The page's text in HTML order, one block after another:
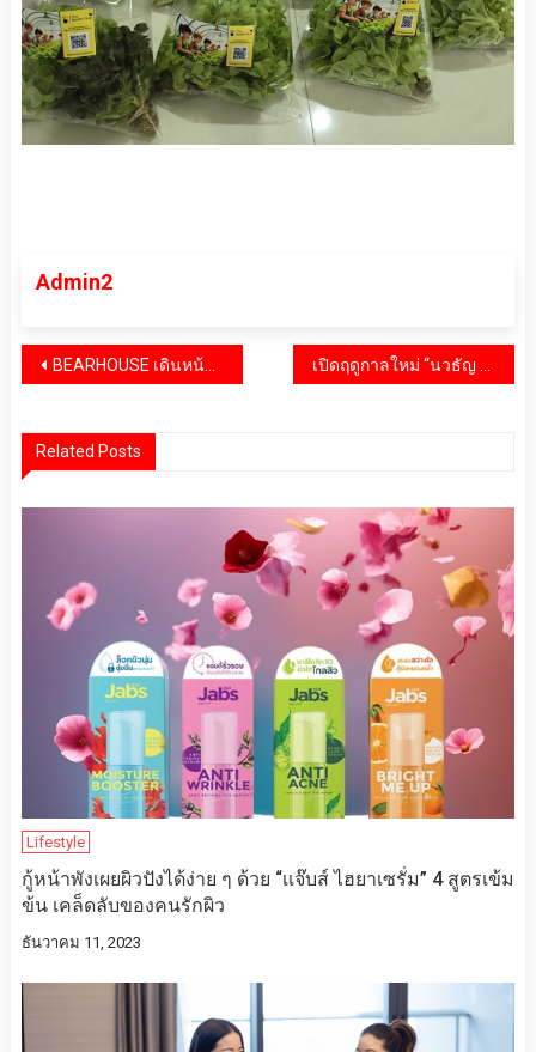
Admin2
แนะแนว
BEARHOUSE เดินหน้าขยาย 10+ สาขาใหม่ พร้อมเมนูใหม่สุดฟินเร็วๆ นี้
Related Posts
Lifestyle
กู้หน้าพังเผยผิวปังได้ง่าย ๆ ด้วย “เเจ๊บส์ ไฮยาเซรั่ม” 4 สูตรเข้ม
ข้น เคล็ดลับของคนรักผิว
ธันวาคม 11, 2023